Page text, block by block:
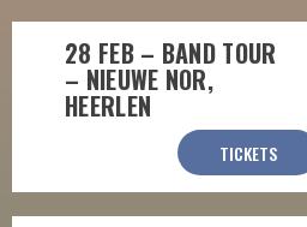
28 FEB – BAND TOUR
– NIEUWE NOR,
HEERLEN
TICKETS